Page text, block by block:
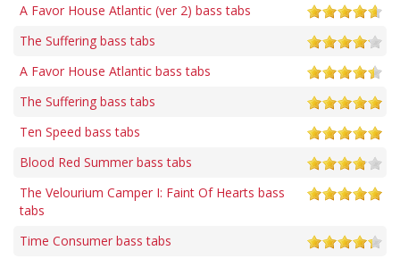
A Favor House Atlantic (ver 2) bass tabs
The Suffering bass tabs
A Favor House Atlantic bass tabs
The Suffering bass tabs
Ten Speed bass tabs
Blood Red Summer bass tabs
The Velourium Camper I: Faint Of Hearts bass
tabs
Time Consumer bass tabs